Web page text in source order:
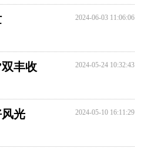
2024-06-03 11:06:06
丰收 2024-05-24 10:32:43
光 2024-05-10 16:11:29